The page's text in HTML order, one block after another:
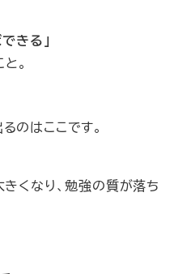
きる」
。
のはここです。
きくなり、勉強の質が落ち